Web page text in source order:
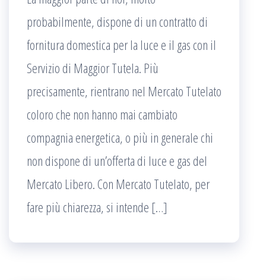
probabilmente, dispone di un contratto di
fornitura domestica per la luce e il gas con il
Servizio di Maggior Tutela. Più
precisamente, rientrano nel Mercato Tutelato
coloro che non hanno mai cambiato
compagnia energetica, o più in generale chi
non dispone di un’offerta di luce e gas del
Mercato Libero. Con Mercato Tutelato, per
fare più chiarezza, si intende […]